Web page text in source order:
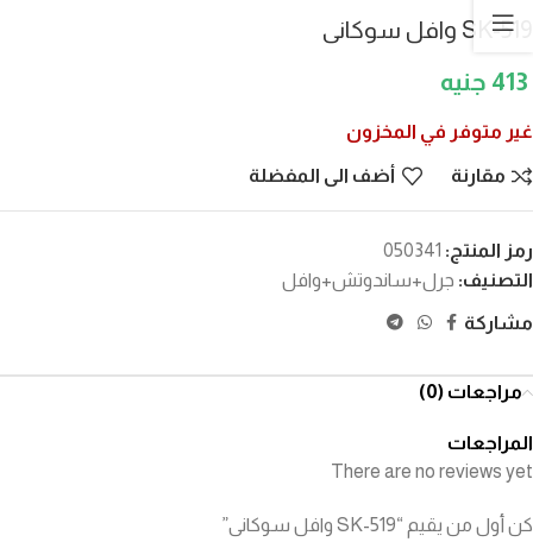
SK-519 وافل سوكانى
413
غير متوفر في المخزون
مقارنة أضف الى المفضلة
رمز المنتج: 050341
التصنيف: جرل+ساندوتش+وافل
مشاركة
مراجعات (0)
المراجعات
There are no reviews yet
كن أول من يقيم “SK-519 وافل سوكانى”